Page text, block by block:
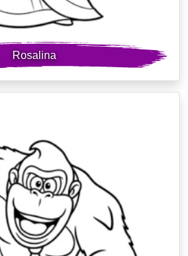
Rosalina